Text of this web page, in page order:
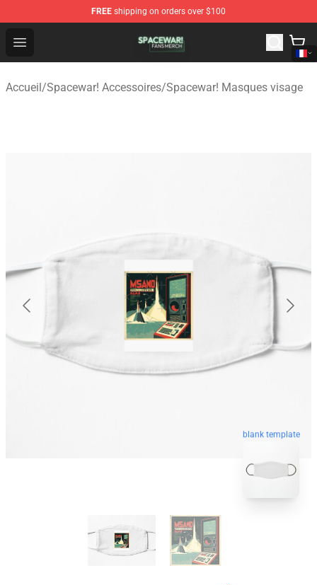
FREE shipping on orders over $100
Open menu
Spacewar! Shop - Official Spacewar! Merchandise Store
Accueil/Spacewar! Accessoires/Spacewar! Masques visage
blank template